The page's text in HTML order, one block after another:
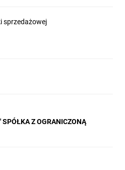
sprzedażowej
Z OGRANICZONĄ